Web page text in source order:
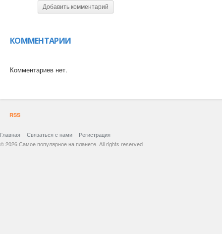
Добавить комментарий
КОММЕНТАРИИ
Комментариев нет.
RSS
Главная Связаться с нами
Регистрация
© 2026 Самое популярное на планете. All rights reserved